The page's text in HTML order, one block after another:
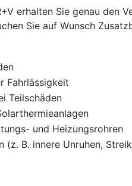
erhalten Sie genau den
Sie auf Wunsch
Fahrlässigkeit
Teilschäden
und Heizungsrohren
(z. B. innere Unruhen,